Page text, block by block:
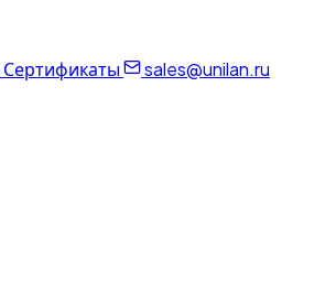
Сертификаты sales@unilan.ru